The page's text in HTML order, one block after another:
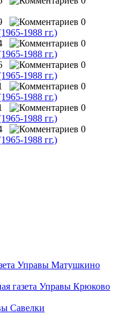
0
1988 гг.)
0
1988 гг.)
0
1988 гг.)
0
1988 гг.)
0
1988 гг.)
0
1988 гг.)